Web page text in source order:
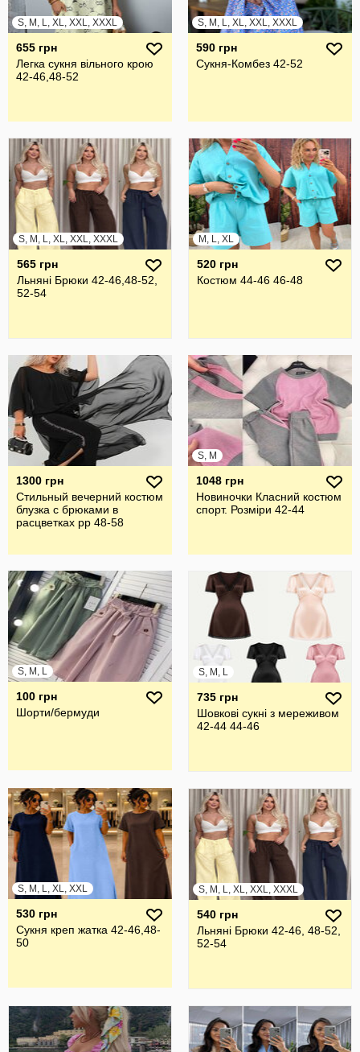
S, M, L, XL, XXL, XXXL
655 грн
Легка сукня вільного крою
42-46,48-52
S, M, L, XL, XXL, XXXL
590 грн
Сукня-Комбез 42-52
S, M, L, XL, XXL, XXXL
565 грн
Льняні Брюки 42-46,48-52,
52-54
M, L, XL
520 грн
Костюм 44-46 46-48
1300 грн
Стильный вечерний костюм
блузка с брюками в
расцветках рр 48-58
S, M
1048 грн
Новиночки Класний костюм
спорт. Розміри 42-44
S, M, L
100 грн
Шорти/бермуди
S, M, L
735 грн
Шовкові сукні з мереживом
42-44 44-46
S, M, L, XL, XXL
530 грн
Сукня креп жатка 42-46,48-
50
S, M, L, XL, XXL, XXXL
540 грн
Льняні Брюки 42-46, 48-52,
52-54